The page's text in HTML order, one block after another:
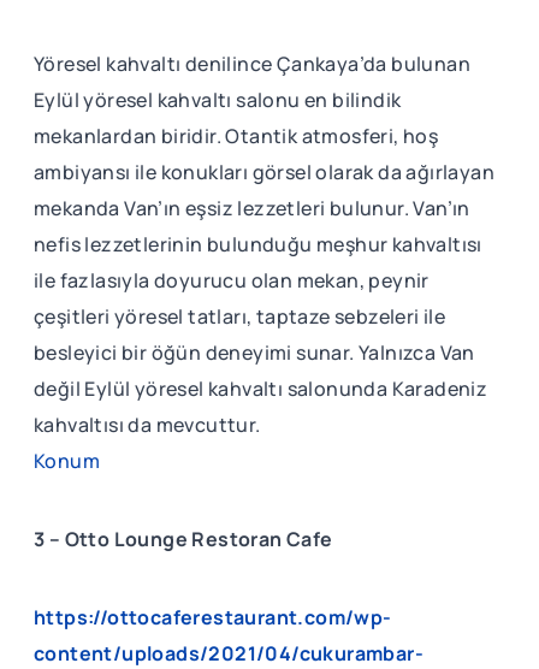
Yöresel kahvaltı denilince Çankaya’da bulunan
Eylül yöresel kahvaltı salonu en bilindik
mekanlardan biridir. Otantik atmosferi, hoş
ambiyansı ile konukları görsel olarak da ağırlayan
mekanda Van’ın eşsiz lezzetleri bulunur. Van’ın
nefis lezzetlerinin bulunduğu meşhur kahvaltısı
ile fazlasıyla doyurucu olan mekan, peynir
çeşitleri yöresel tatları, taptaze sebzeleri ile
besleyici bir öğün deneyimi sunar. Yalnızca Van
değil Eylül yöresel kahvaltı salonunda Karadeniz
kahvaltısı da mevcuttur.
Konum
3 – Otto Lounge Restoran Cafe
https://ottocaferestaurant.com/wp-
content/uploads/2021/04/cukurambar-